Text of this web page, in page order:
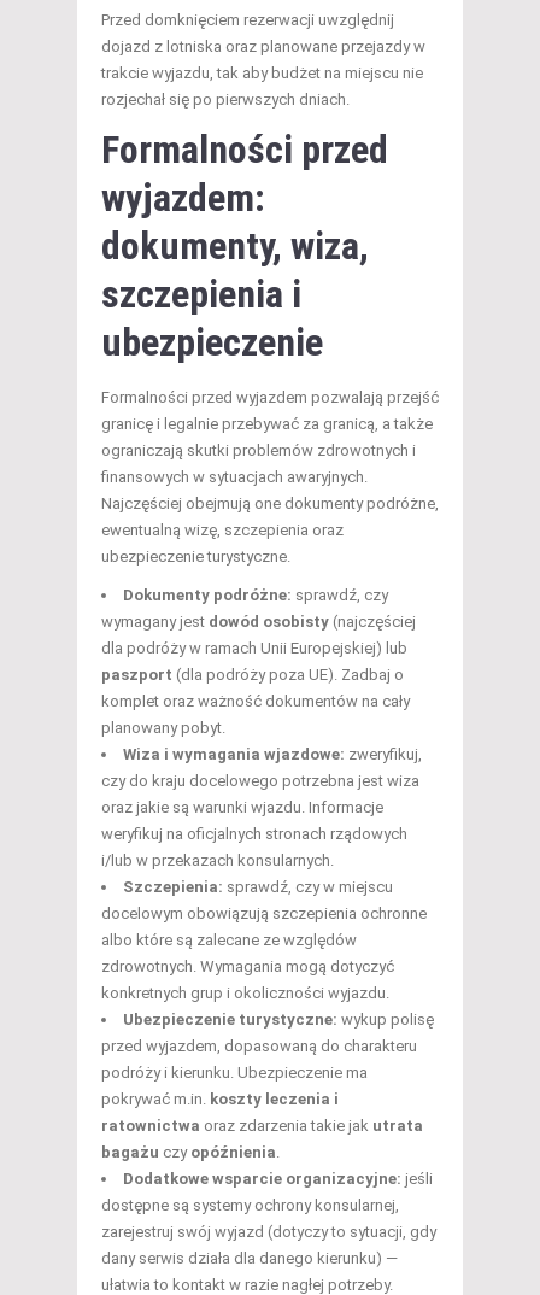
Przed domknięciem rezerwacji uwzględnij
dojazd z lotniska oraz planowane przejazdy w
trakcie wyjazdu, tak aby budżet na miejscu nie
rozjechał się po pierwszych dniach.
Formalności przed
wyjazdem:
dokumenty, wiza,
szczepienia i
ubezpieczenie
Formalności przed wyjazdem pozwalają przejść
granicę i legalnie przebywać za granicą, a także
ograniczają skutki problemów zdrowotnych i
finansowych w sytuacjach awaryjnych.
Najczęściej obejmują one dokumenty podróżne,
ewentualną wizę, szczepienia oraz
ubezpieczenie turystyczne.
Dokumenty podróżne: sprawdź, czy
wymagany jest dowód osobisty (najczęściej
dla podróży w ramach Unii Europejskiej) lub
paszport (dla podróży poza UE). Zadbaj o
komplet oraz ważność dokumentów na cały
planowany pobyt.
Wiza i wymagania wjazdowe: zweryfikuj,
czy do kraju docelowego potrzebna jest wiza
oraz jakie są warunki wjazdu. Informacje
weryfikuj na oficjalnych stronach rządowych
i/lub w przekazach konsularnych.
Szczepienia: sprawdź, czy w miejscu
docelowym obowiązują szczepienia ochronne
albo które są zalecane ze względów
zdrowotnych. Wymagania mogą dotyczyć
konkretnych grup i okoliczności wyjazdu.
Ubezpieczenie turystyczne: wykup polisę
przed wyjazdem, dopasowaną do charakteru
podróży i kierunku. Ubezpieczenie ma
pokrywać m.in.
koszty leczenia i
ratownictwa oraz zdarzenia takie jak utrata
bagażu czy opóźnienia
Dodatkowe wsparcie organizacyjne: jeśli
dostępne są systemy ochrony konsularnej,
zarejestruj swój wyjazd (dotyczy to sytuacji, gdy
dany serwis działa dla danego kierunku) —
ułatwia to kontakt w razie nagłej potrzeby.